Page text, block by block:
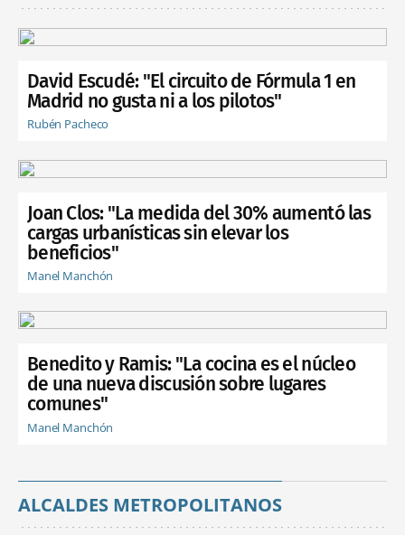
David Escudé: "El circuito de Fórmula 1 en
Madrid no gusta ni a los pilotos"
Rubén Pacheco
Joan Clos: "La medida del 30% aumentó las
cargas urbanísticas sin elevar los
beneficios"
Manel Manchón
Benedito y Ramis: "La cocina es el núcleo
de una nueva discusión sobre lugares
comunes"
Manel Manchón
ALCALDES METROPOLITANOS